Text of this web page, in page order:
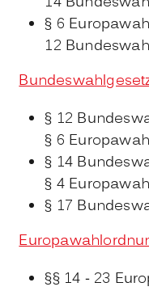
§ 6
12
§ 12
§ 6
§ 14
§ 4
§ 17
§§ 14 - 23